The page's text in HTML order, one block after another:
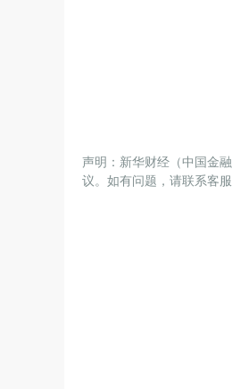
声明：新华财经（中国金
议。如有问题，请联系客服